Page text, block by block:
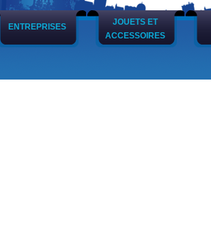
ENTREPRISES
JOUETS ET
ACCESSOIRES